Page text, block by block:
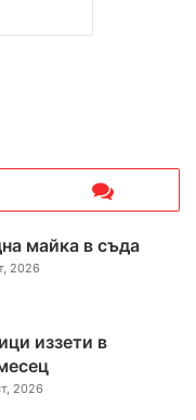
майка в съда
2026
иззети в
2026